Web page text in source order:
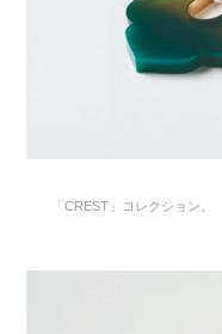
「CREST」コレクション。